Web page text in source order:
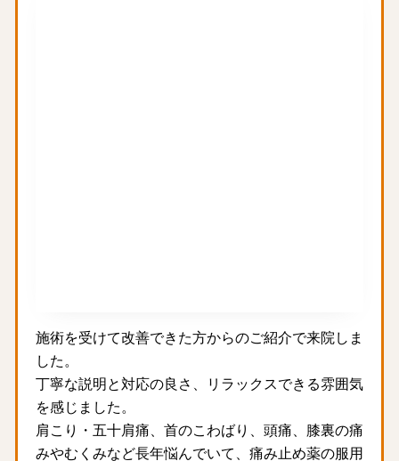
施術を受けて改善できた方からのご紹介で来院しま
した。
丁寧な説明と対応の良さ、リラックスできる雰囲気
を感じました。
肩こり・五十肩痛、首のこわばり、頭痛、膝裏の痛
みやむくみなど長年悩んでいて、痛み止め薬の服用